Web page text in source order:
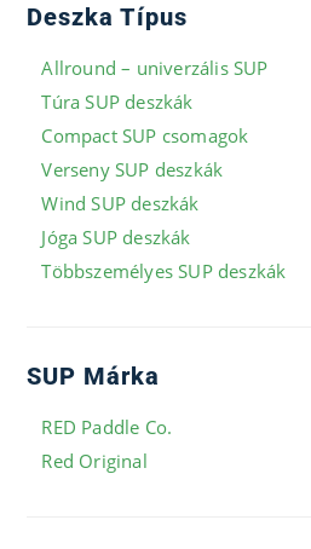
Deszka Típus
Allround – univerzális SUP
Túra SUP deszkák
Compact SUP csomagok
Verseny SUP deszkák
Wind SUP deszkák
Jóga SUP deszkák
Többszemélyes SUP deszkák
SUP Márka
RED Paddle Co.
Red Original